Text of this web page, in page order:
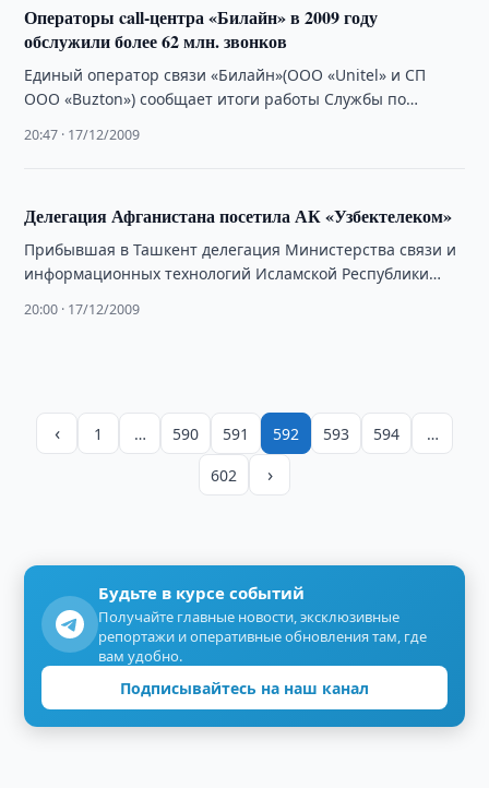
Операторы call-центра «Билайн» в 2009 году
обслужили более 62 млн. звонков
Единый оператор связи «Билайн»(ООО «Unitel» и СП
ООО «Buzton») сообщает итоги работы Службы по
…
20:47 · 17/12/2009
Делегация Афганистана посетила АК «Узбектелеком»
Прибывшая в Ташкент делегация Министерства связи и
информационных технологий Исламской Республики
Барялай Хассамом …
20:00 · 17/12/2009
‹ 1 … 590 591 592 593 594
…
602
›
Будьте в курсе событий
Получайте главные новости, эксклюзивные
репортажи и оперативные обновления там, где
вам удобно.
Подписывайтесь на наш канал